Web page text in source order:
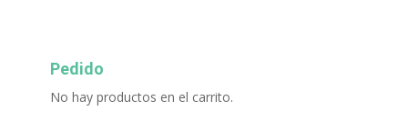
Pedido
No hay productos en el carrito.